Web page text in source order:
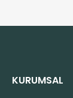
KURUMSAL